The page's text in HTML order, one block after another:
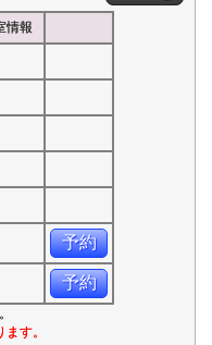
情報
予約
予約
す。